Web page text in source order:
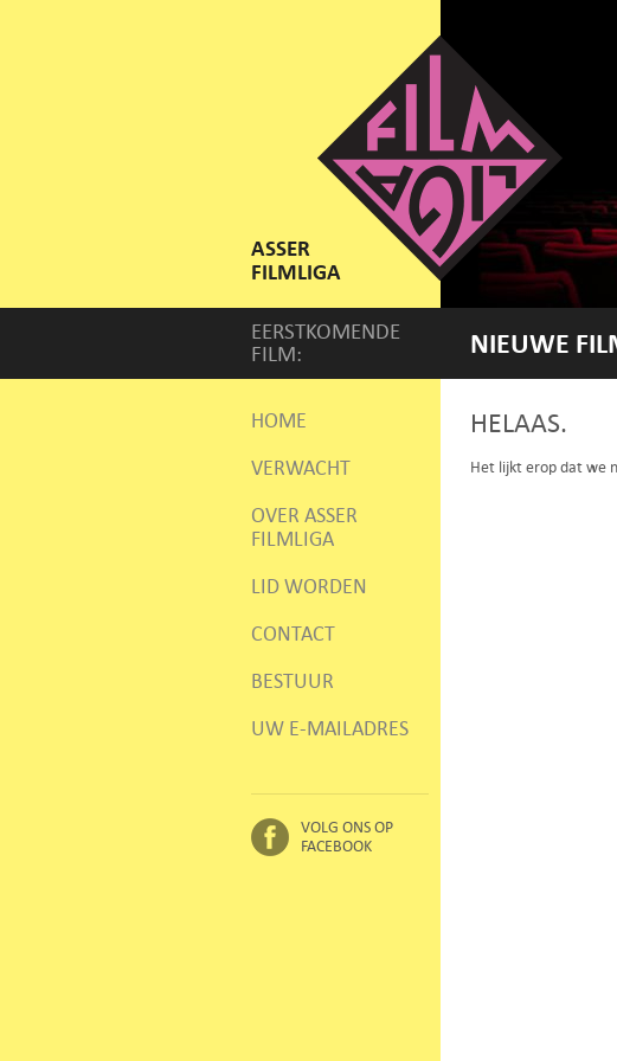
ASSER
FILMLIGA
EERSTKOMENDE
FILM:
NIEUWE
HOME
VERWACHT
OVER ASSER
FILMLIGA
LID WORDEN
CONTACT
BESTUUR
UW E-MAILADRES
VOLG ONS OP
FACEBOOK
HELAAS.
Het lijkt erop dat we